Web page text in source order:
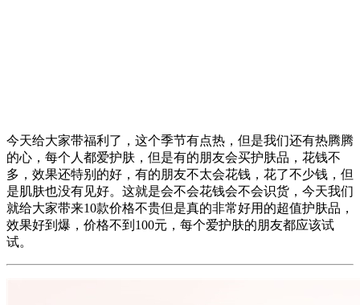
今天给大家带福利了，这个季节有点热，但是我们还有热腾腾
的心，每个人都爱护肤，但是有的朋友会买护肤品，花钱不
多，效果还特别的好，有的朋友不太会花钱，花了不少钱，但
是肌肤也没有见好。这就是会不会花钱会不会识货，今天我们
就给大家带来10款价格不贵但是真的非常好用的超值护肤品，
效果好到爆，价格不到100元，每个爱护肤的朋友都应该试
试。